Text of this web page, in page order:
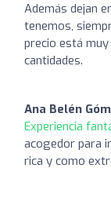
Además dejan
tenemos,
precio está
cantidades.
Ana Belén
Experiencia
acogedor para
rica y como